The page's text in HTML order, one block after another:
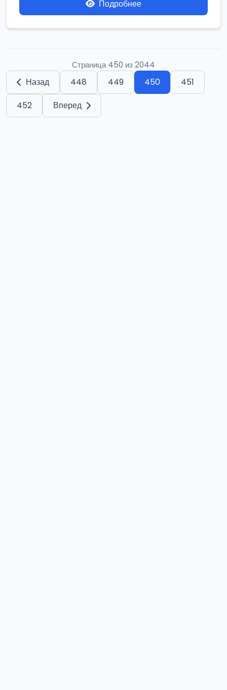
Подробнее
Страница 450 из 2044
Назад 448 449 450
451
452
Вперед